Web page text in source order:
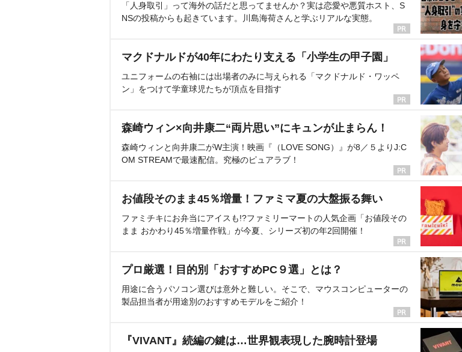
「人身取引」って海外の話だと思ってませんか？実は恋愛や悪質ホスト、S
NSの投稿からも起きています。川島海荷さんと学ぶリアルな実態。
マクドナルドが40年にわたり支える「小学生の甲子園」
ユニフォームの右袖には出場者のみに与えられる「マクドナルド・ワッペ
ン」をつけて学童球児たちが頂点を目指す
森崎ウィン×向井康二“両片思い”にキュンが止まらん！
森崎ウィンと向井康二がW主演！映画『（LOVE SONG）』が8／５よりJ:C
OM STREAMで最速配信。究極のピュアラブ！
お値段そのまま45％増量！ファミマ夏の大盤振る舞い
ファミチキにお弁当にアイスも!?ファミリーマートの人気企画「お値段その
まま おかわり45％増量作戦」が今夏、シリーズ初の年2回開催！
プロ厳選！目的別「おすすめPC９選」とは？
用途に合うパソコン選びは意外と難しい。そこで、マウスコンピューターの
製品担当者が用途別のおすすめモデルをご紹介！
『VIVANT』続編の鍵は…世界観表現した腕時計登場